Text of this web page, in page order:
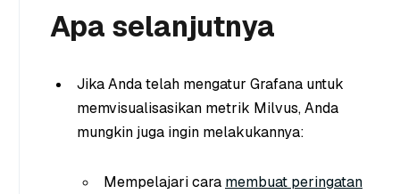
Apa selanjutnya
Jika Anda telah mengatur Grafana untuk
memvisualisasikan metrik Milvus, Anda
mungkin juga ingin melakukannya:
Mempelajari cara membuat peringatan